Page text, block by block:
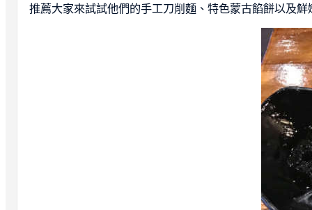
推薦大家來試試他們的手工刀削麵、特色蒙古餡餅以及